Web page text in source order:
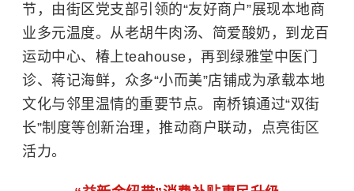
节，由街区党支部引领的“友好商户”展现本地商
业多元温度。从老胡牛肉汤、简爱酸奶，到龙百
运动中心、椿上teahouse，再到绿雅堂中医门
诊、蒋记海鲜，众多“小而美”店铺成为承载本地
文化与邻里温情的重要节点。南桥镇通过“双街
长”制度等创新治理，推动商户联动，点亮街区
活力。